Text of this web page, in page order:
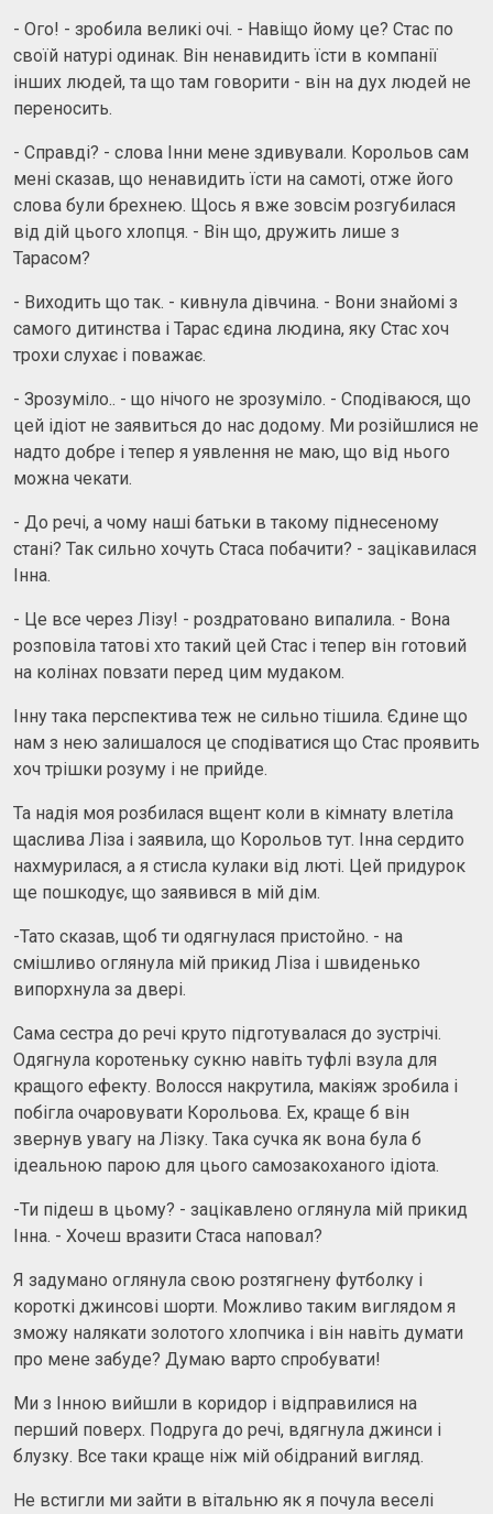
- Ого! - зробила великі очі. - Навіщо йому це? Стас по
своїй натурі одинак. Він ненавидить їсти в компанії
інших людей, та що там говорити - він на дух людей не
переносить.
- Справді? - слова Інни мене здивували. Корольов сам
мені сказав, що ненавидить їсти на самоті, отже його
слова були брехнею. Щось я вже зовсім розгубилася
від дій цього хлопця. - Він що, дружить лише з
Тарасом?
- Виходить що так. - кивнула дівчина. - Вони знайомі з
самого дитинства і Тарас єдина людина, яку Стас хоч
трохи слухає і поважає.
- Зрозуміло.. - що нічого не зрозуміло. - Сподіваюся, що
цей ідіот не заявиться до нас додому. Ми розійшлися не
надто добре і тепер я уявлення не маю, що від нього
можна чекати.
- До речі, а чому наші батьки в такому піднесеному
стані? Так сильно хочуть Стаса побачити? - зацікавилася
Інна.
- Це все через Лізу! - роздратовано випалила. - Вона
розповіла татові хто такий цей Стас і тепер він готовий
на колінах повзати перед цим мудаком.
Інну така перспектива теж не сильно тішила. Єдине що
нам з нею залишалося це сподіватися що Стас проявить
хоч трішки розуму і не прийде.
Та надія моя розбилася вщент коли в кімнату влетіла
щаслива Ліза і заявила, що Корольов тут. Інна сердито
нахмурилася, а я стисла кулаки від люті. Цей придурок
ще пошкодує, що заявився в мій дім.
-Тато сказав, щоб ти одягнулася пристойно. - на
смішливо оглянула мій прикид Ліза і швиденько
випорхнула за двері.
Сама сестра до речі круто підготувалася до зустрічі.
Одягнула коротеньку сукню навіть туфлі взула для
кращого ефекту. Волосся накрутила, макіяж зробила і
побігла очаровувати Корольова. Ех, краще б він
звернув увагу на Лізку. Така сучка як вона була б
ідеальною парою для цього самозакоханого ідіота.
-Ти підеш в цьому? - зацікавлено оглянула мій прикид
Інна. - Хочеш вразити Стаса наповал?
Я задумано оглянула свою розтягнену футболку і
короткі джинсові шорти. Можливо таким виглядом я
зможу налякати золотого хлопчика і він навіть думати
про мене забуде? Думаю варто спробувати!
Ми з Інною вийшли в коридор і відправилися на
перший поверх. Подруга до речі, вдягнула джинси і
блузку. Все таки краще ніж мій обідраний вигляд.
Не встигли ми зайти в вітальню як я почула веселі